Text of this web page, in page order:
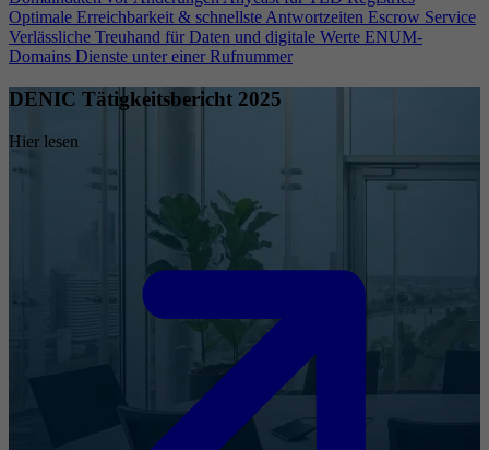
Optimale Erreichbarkeit & schnellste Antwortzeiten Escrow Service
Verlässliche Treuhand für Daten und digitale Werte ENUM-
Domains Dienste unter einer Rufnummer
DENIC Tätigkeitsbericht 2025
Hier lesen